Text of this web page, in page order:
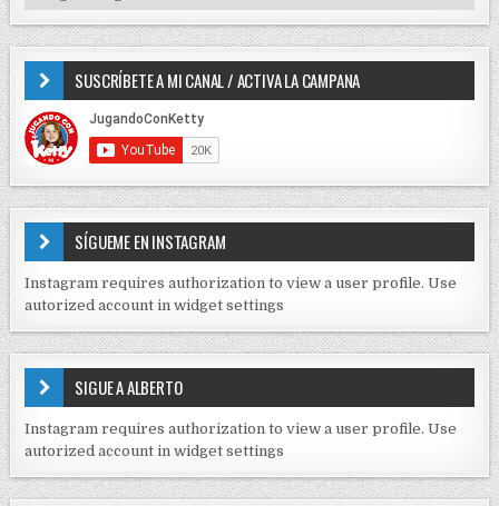
e
e
n
r
a
d
r
:
I
P
D
E
C
N
T
I
D
S
E
J
C
K
SUSCRÍBETE A MI CANAL / ACTIVA LA CAMPANA
SÍGUEME EN INSTAGRAM
Instagram requires authorization to view a user profile. Use
autorized account in widget settings
SIGUE A ALBERTO
Instagram requires authorization to view a user profile. Use
autorized account in widget settings